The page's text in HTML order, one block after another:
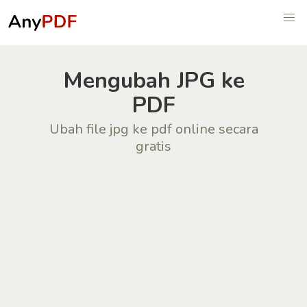
Mengubah JPG ke
PDF
Ubah file jpg ke pdf online secara
gratis